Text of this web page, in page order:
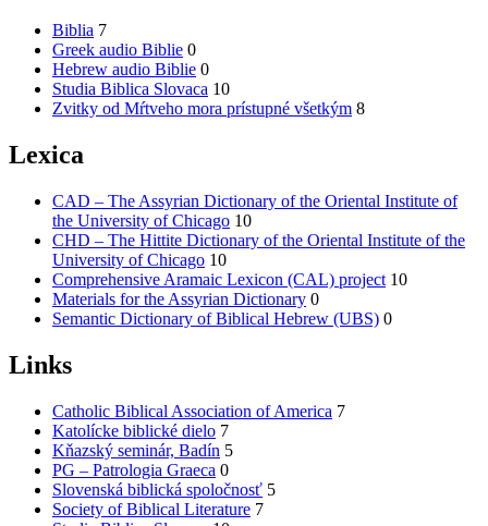
Biblia 7
Greek audio Biblie 0
Hebrew audio Biblie 0
Studia Biblica Slovaca 10
Zvitky od Mŕtveho mora prístupné všetkým 8
Lexica
CAD – The Assyrian Dictionary of the Oriental Institute of
the University of Chicago 10
CHD – The Hittite Dictionary of the Oriental Institute of the
University of Chicago 10
Comprehensive Aramaic Lexicon (CAL) project 10
Materials for the Assyrian Dictionary 0
Semantic Dictionary of Biblical Hebrew (UBS) 0
Links
Catholic Biblical Association of America 7
Katolícke biblické dielo 7
Kňazský seminár, Badín 5
PG – Patrologia Graeca 0
Slovenská biblická spoločnosť 5
Society of Biblical Literature 7